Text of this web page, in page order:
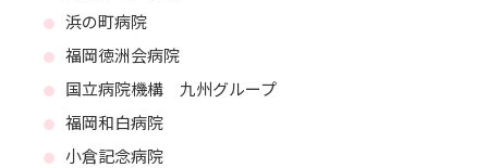
浜の町病院
福岡徳洲会病院
国立病院機構 九州グループ
福岡和白病院
小倉記念病院